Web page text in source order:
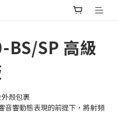
SP 高級
殼包裹
音響動態表現的前提下，將射頻